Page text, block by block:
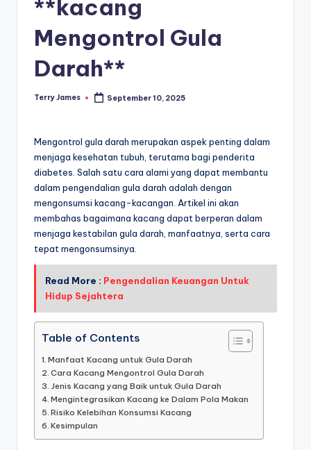
**kacang
Mengontrol Gula
Darah**
Posted
Terry James September 10, 2025
Mengontrol gula darah merupakan aspek penting dalam
menjaga kesehatan tubuh, terutama bagi penderita
diabetes. Salah satu cara alami yang dapat membantu
dalam pengendalian gula darah adalah dengan
mengonsumsi kacang-kacangan. Artikel ini akan
membahas bagaimana kacang dapat berperan dalam
menjaga kestabilan gula darah, manfaatnya, serta cara
tepat mengonsumsinya.
Read More : Pengendalian Keuangan Untuk
Hidup Sejahtera
Table of Contents
Manfaat Kacang untuk Gula Darah
Cara Kacang Mengontrol Gula Darah
Jenis Kacang yang Baik untuk Gula Darah
Mengintegrasikan Kacang ke Dalam Pola Makan
Risiko Kelebihan Konsumsi Kacang
Kesimpulan